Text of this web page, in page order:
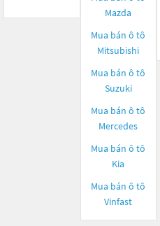
Mazda
Mua bán ô tô
Mitsubishi
Mua bán ô tô
Suzuki
Mua bán ô tô
Mercedes
Mua bán ô tô
Kia
Mua bán ô tô
Vinfast